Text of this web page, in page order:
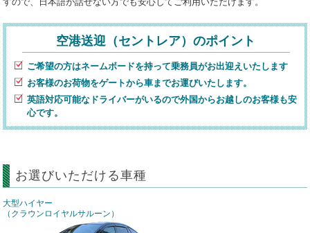
空港送迎（セントレア）のポイント
ご希望の方はネームボードを持って乗務員がお出迎えいたします
お客様のお荷物をゲートから車までお運びいたします。
英語対応可能なドライバーがいるので外国からお越しのお客様も安
心です。
お選びいただける車種
大型ハイヤー
（クラウンロイヤルサルーン）